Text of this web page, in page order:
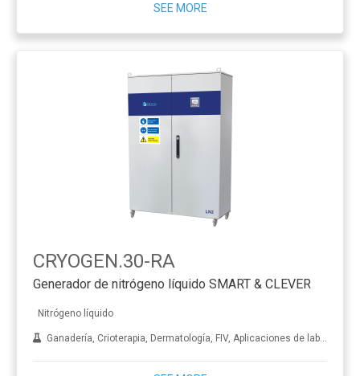
SEE MORE
CRYOGEN.30-RA
Generador de nitrógeno líquido SMART & CLEVER
Nitrógeno líquido
Ganadería, Crioterapia, Dermatología, FIV, Aplicaciones de laboratorio, Tratamiento de metales